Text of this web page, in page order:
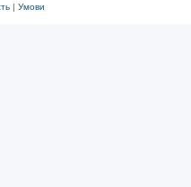
| Умови